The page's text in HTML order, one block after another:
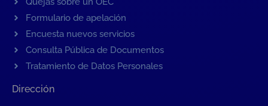
Formulario de apelación
Encuesta nuevos servicios
Consulta Pública de Documentos
Tratamiento de Datos Personales
Dirección